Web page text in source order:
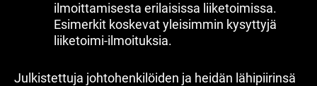
ilmoittamisesta erilaisissa liiketoimissa.
Esimerkit koskevat yleisimmin kysyttyjä
liiketoimi-ilmoituksia.
Julkistettuja johtohenkilöiden ja heidän lähipiirinsä